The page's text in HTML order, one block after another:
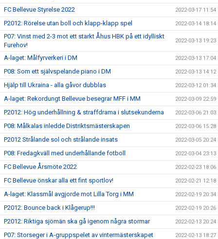
FC Bellevue Styrelse 2022 2022-03-17 11:54
P2012: Rörelse utan boll och klapp-klapp spel 2022-03-14 18:14
P07: Vinst med 2-3 mot ett starkt Åhus HBK på ett idylliskt
Furehov!
2022-03-13 19:23
A-laget: Målfyrverkeri i DM 2022-03-13 17:04
P08: Som ett självspelande piano i DM 2022-03-13 14:12
Hjälp till Ukraina - alla gåvor dubblas 2022-03-12 01:34
A-laget: Rekordungt Bellevue besegrar MFF i MM 2022-03-09 22:59
P2012: Hög underhållning & straffdrama i slutsekunderna 2022-03-06 21:03
P08: Målkalas inledde Distriktsmästerskapen 2022-03-06 15:28
P2012 Strålande sol och strålande insats 2022-03-05 20:24
P08: Fredagkväll med underhållande fotboll 2022-03-04 23:13
FC Bellevue Årsmöte 2022 2022-02-23 18:06
FC Bellevue önskar alla ett fint sportlov! 2022-02-21 12:18
A-laget: Klassmål avgjorde mot Lilla Torg i MM 2022-02-19 20:34
P2012: Bounce back i Klågerup!!! 2022-02-19 20:26
P2012: Riktiga sjömän ska gå igenom några stormar 2022-02-13 20:24
P07: Storseger i A-gruppspelet av vintermästerskapet 2022-02-13 18:27